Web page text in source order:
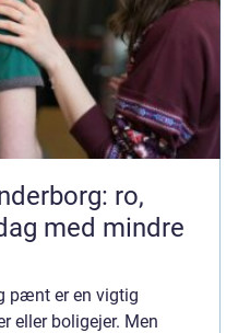
ro,
med mindre
pænt er en vigtig
eller boligejer. Men